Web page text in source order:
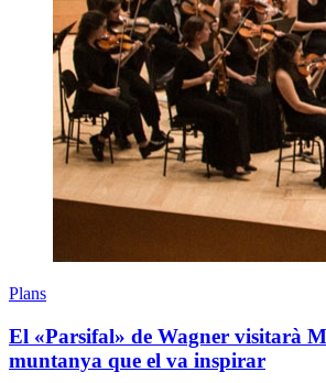
Plans
El «Parsifal» de Wagner visitarà
muntanya que el va inspirar